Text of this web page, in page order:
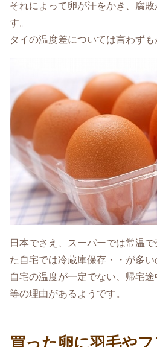
それによって卵が汗をかき、腐
す。
タイの温度差については言わずも
日本でさえ、スーパーでは常温
た自宅では冷蔵庫保存・・が多い
自宅の温度が一定でない、帰宅途
等の理由があるようです。
買った卵に羽毛やフ